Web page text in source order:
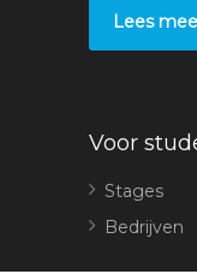
Lees
Voor
Stages
Bedrijven